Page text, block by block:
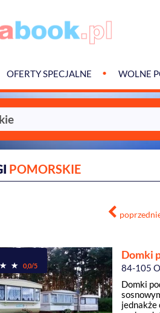
OFERTY SPECJALNE WOLNE
POMORSKIE
0,0/5
Domki
84-105
Domki
jednakże